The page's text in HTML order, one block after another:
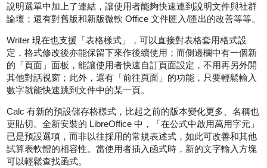
說明選單中加上了連結，讓使用者能夠快速連到說明文件與社群
論壇；還有對舊版和新版微軟 Office 文件匯入/匯出的改善等等。
Writer 現在也支援「表格樣式」，可以直接對表格套用格式設
定，格式修改後亦能保留下來作後續使用；而側邊欄中有一個新
的「頁面」面板，能讓使用者快速自訂頁面設定，不用再另外開
其他對話視窗；此外，還有「前往頁面」的功能，只要輕鬆輸入
數字就能快速跳到文件中的某一頁。
Calc 有新的預設儲存格樣式，比起之前的版本變化更多、名稱也
更貼切。全新安裝的 LibreOffice 中，「在公式中啟用萬用字元」
已是預設選項，而非以往採用的常規表述式，如此可改善和其他
試算表軟體的相容性。當使用者插入函式時，新的文字輸入方塊
可以輕鬆查找函式。